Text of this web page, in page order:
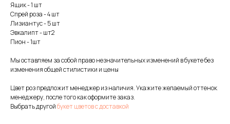
Ящик - 1 шт
Спрей роза - 4 шт
Лизиантус - 5 шт
Эвкалипт - шт2
Пион - 1шт
Мы оставляем за собой право незначительных изменений в букете без
изменения общей стилистики и цены
Цвет роз предложит менеджер из наличия. Укажите желаемый оттенок
менеджеру, после того как оформите заказ.
Выбрать другойбукет цветов с доставкой